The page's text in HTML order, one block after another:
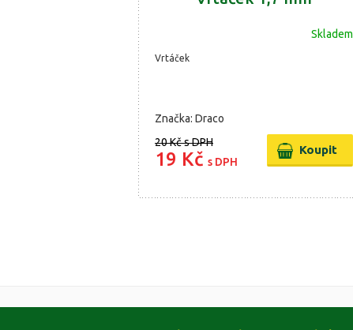
Skladem
Vrtáček
Značka: Draco
20 Kčs DPH
19 Kč s DPH